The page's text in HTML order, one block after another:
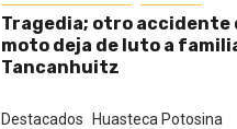
Tragedia; otro accidente
moto deja de luto a
Tancanhuitz
Destacados Huasteca Potosina